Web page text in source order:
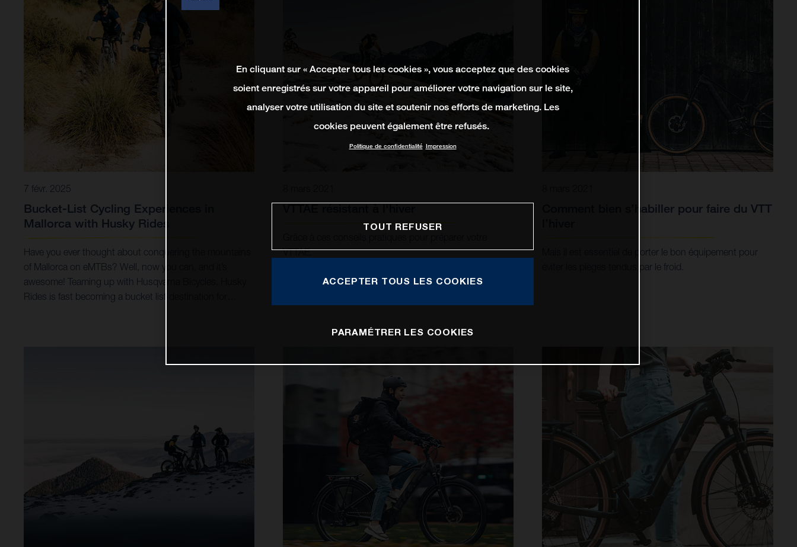
7 févr. 2025
Bucket-List Cycling Experiences in
Mallorca with Husky Rides
Have you ever thought about conquering the mountains
of Mallorca on eMTBs? Well, now you can, and it’s
awesome! Teaming up with Husqvarna Bicycles, Husky
Rides is fast becoming a bucket list destination for
Mediterranean Sea, right up into the spectacular heights
of the surrounding Serra de Tramuntana mountains,
both the Hard Cross and Mountain Cross models make
it all possible.
VTTAE.
Comment bien s’habiller pour faire du VTT
Mais il est essentiel de porter le bon équipement pour
éviter les pièges tendus par le froid.
En cliquant sur « Accepter tous les cookies », vous acceptez que des cookies
soient enregistrés sur votre appareil pour améliorer votre navigation sur le site,
analyser votre utilisation du site et soutenir nos efforts de marketing. Les
cookies peuvent également être refusés.
Politique de confidentialité Impression
TOUT REFUSER
ACCEPTER TOUS LES COOKIES
PARAMÉTRER LES COOKIES